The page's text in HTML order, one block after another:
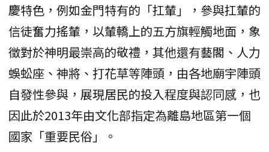
慶特色，例如金門特有的「扛輦」，參與扛輦的
信徒奮力搖輦，以輦轎上的五方旗輕觸地面，象
徵對於神明最崇高的敬禮，其他還有藝閣、人力
蜈蚣座、神將、打花草等陣頭，由各地廟宇陣頭
自發性參與，展現居民的投入程度與認同感，也
因此於2013年由文化部指定為離島地區第一個
國家「重要民俗」。